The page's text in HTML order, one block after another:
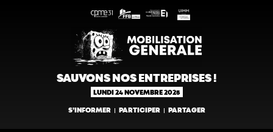
SAUVONS NOS ENTREPRISES !
LUNDI 24 NOVEMBRE 2025
S’INFORMER PARTICIPER PARTAGER